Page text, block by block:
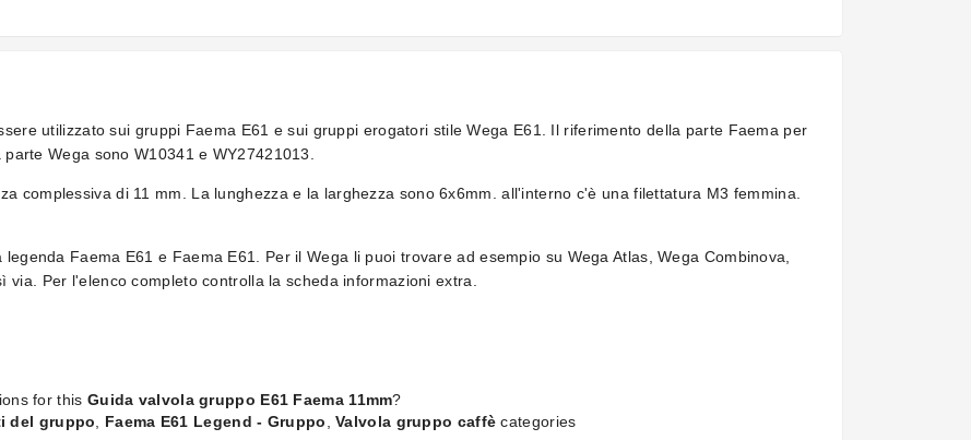
utilizzato sui gruppi Faema E61 e sui gruppi erogatori stile Wega E61. Il riferimento della parte Faema per
Wega sono W10341 e WY27421013.
complessiva di 11 mm. La lunghezza e la larghezza sono 6x6mm. all'interno c'è una filettatura M3 femmina.
Faema E61 e Faema E61. Per il Wega li puoi trovare ad esempio su Wega Atlas, Wega Combinova,
via. Per l'elenco completo controlla la scheda informazioni extra.
for this Guida valvola gruppo E61 Faema 11mm?
del gruppo, Faema E61 Legend - Gruppo,Valvola gruppo caffè categories